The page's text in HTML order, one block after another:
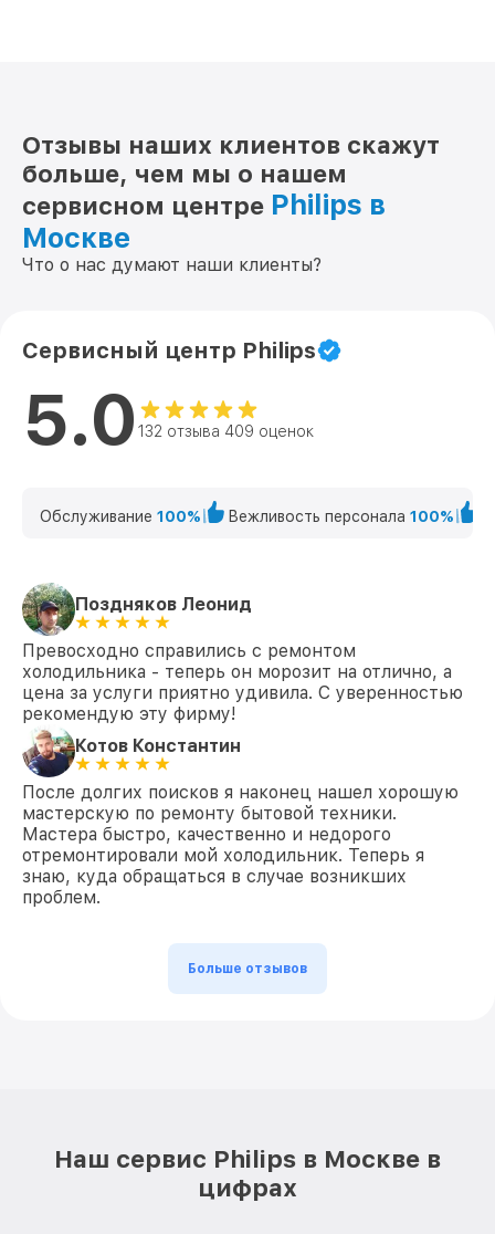
Отзывы наших клиентов скажут
больше, чем мы о нашем
сервисном центре Philips в
Москве
Что о нас думают наши клиенты?
Сервисный центр Philips
5.0 132 отзыва 409 оценок
Обслуживание 100% Вежливость персонала 100%
Поздняков Леонид
Превосходно справились с ремонтом
холодильника - теперь он морозит на отлично, а
цена за услуги приятно удивила. С уверенностью
рекомендую эту фирму!
Котов Константин
После долгих поисков я наконец нашел хорошую
мастерскую по ремонту бытовой техники.
Мастера быстро, качественно и недорого
отремонтировали мой холодильник. Теперь я
знаю, куда обращаться в случае возникших
проблем.
Больше отзывов
Наш сервис Philips в Москве в
цифрах